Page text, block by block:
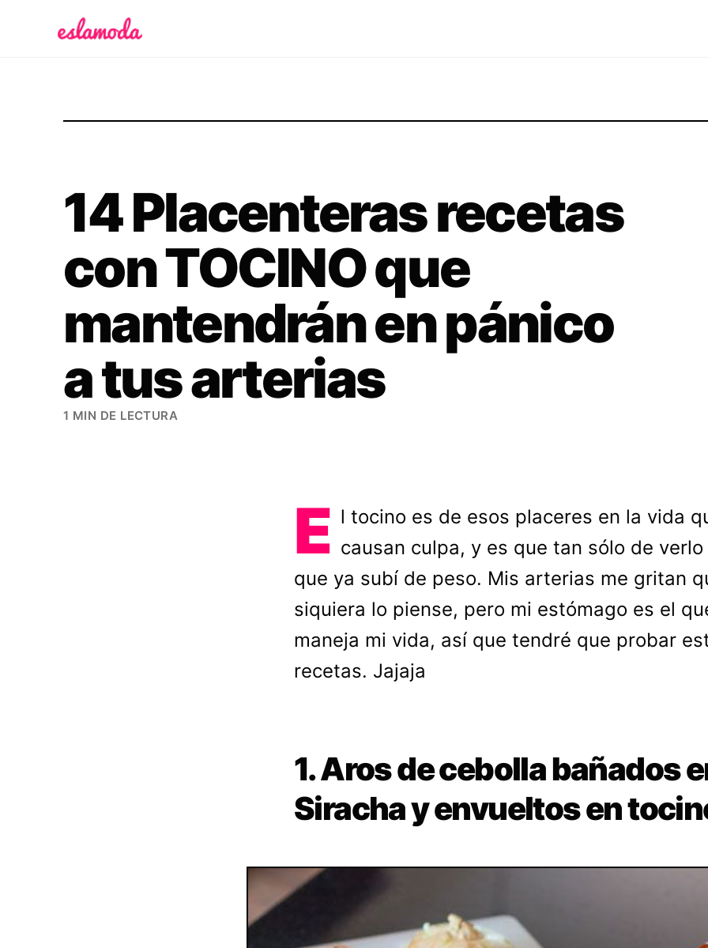
14 Placenteras recetas
con TOCINO que
mantendrán en pánico
a tus arterias
1 MIN DE LECTURA
E l tocino es de esos placeres en la vida
causan culpa, y es que tan sólo de
que ya subí de peso. Mis arterias me gritan
siquiera lo piense, pero mi estómago es el
maneja mi vida, así que tendré que probar
recetas. Jajaja
1. Aros de cebolla bañados
Siracha y envueltos en